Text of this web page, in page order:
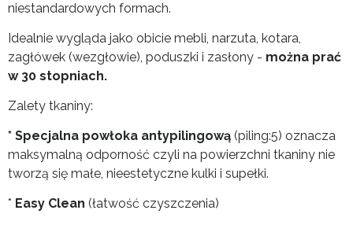
niestandardowych formach.
Idealnie wygląda jako obicie mebli, narzuta, kotara,
zagłówek (wezgłowie), poduszki i zasłony - można prać
w 30 stopniach.
Zalety tkaniny:
* Specjalna powłoka antypilingową (piling:5) oznacza
maksymalną odporność czyli na powierzchni tkaniny nie
tworzą się małe, nieestetyczne kulki i supełki.
* Easy Clean (łatwość czyszczenia)